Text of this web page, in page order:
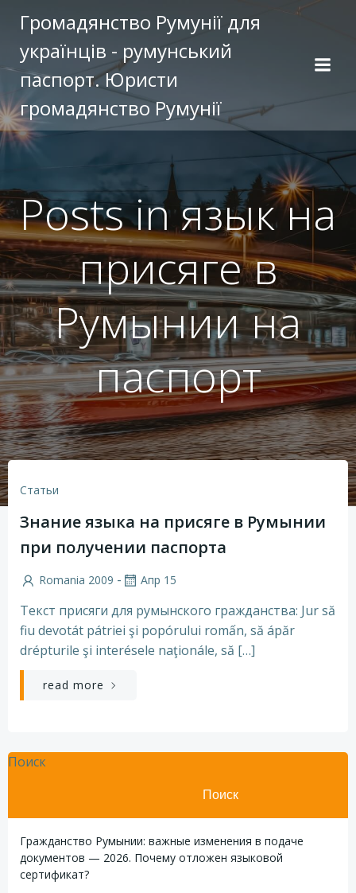
к
содержимому
Громадянство Румунії для
українців - румунський
паспорт. Юристи
громадянство Румунії
Posts in язык на
присяге в
Румынии на
паспорт
Статьи
Знание языка на присяге в Румынии
при получении паспорта
Romania 2009 - Апр 15
Текст присяги для румынского гражданства: Jur să
fiu devotát pátriei şi popórului romấn, să ápăr
drépturile şi interésele naţionále, să […]
read more
Поиск
Поиск
Гражданство Румынии: важные изменения в подаче
документов — 2026. Почему отложен языковой
сертификат?